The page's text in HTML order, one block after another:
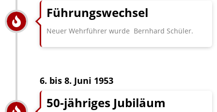
Führungswechsel
Neuer Wehrführer wurde Bernhard Schüler.
6. bis 8. Juni 1953
50-jähriges Jubiläum